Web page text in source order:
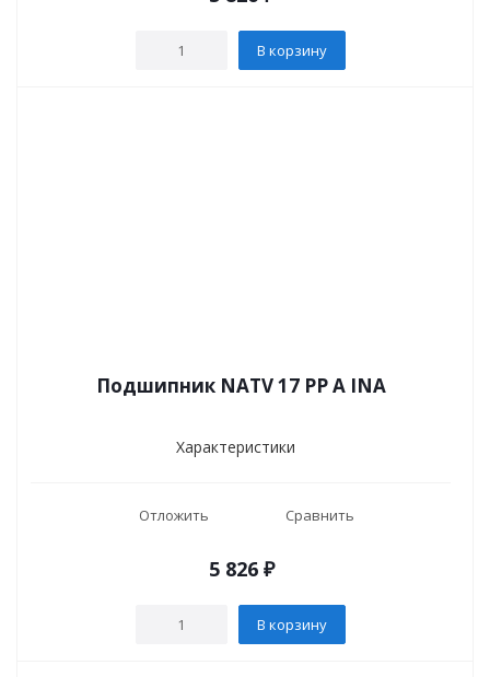
В корзину
Подшипник NATV 17 PP A INA
Характеристики
Отложить Сравнить
5 826₽
В корзину